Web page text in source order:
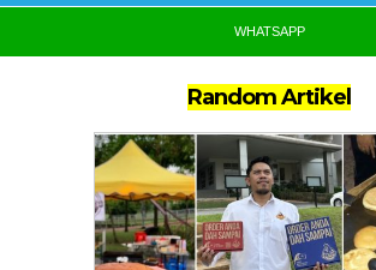
WHATSAPP
Random Artikel